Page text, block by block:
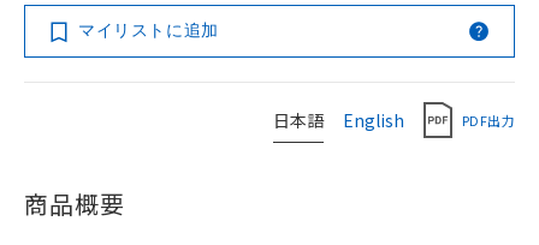
マイリストに追加
日本語 English PDF出力
商品概要